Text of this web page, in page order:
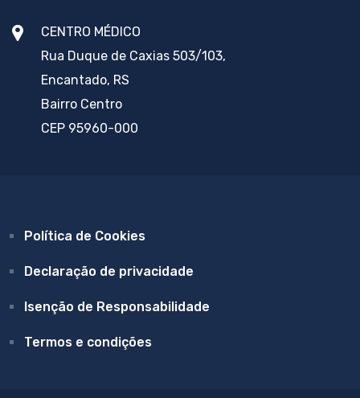
CENTRO MÉDICO
Rua Duque de Caxias 503/103,
Encantado, RS
Bairro Centro
CEP 95960-000
Política de Cookies
Declaração de privacidade
Isenção de Responsabilidade
Termos e condições